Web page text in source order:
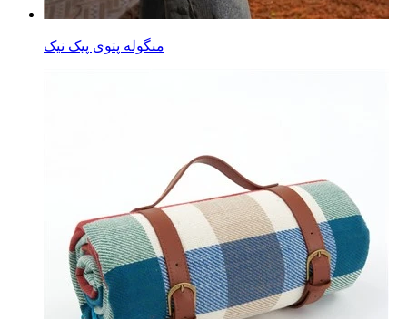
منگوله پتوی پیک نیک